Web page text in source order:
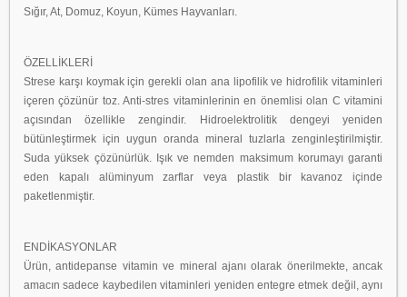
Sığır, At, Domuz, Koyun, Kümes Hayvanları.
ÖZELLİKLERİ
Strese karşı koymak için gerekli olan ana lipofilik ve hidrofilik vitaminleri
içeren çözünür toz. Anti-stres vitaminlerinin en önemlisi olan C vitamini
açısından özellikle zengindir. Hidroelektrolitik dengeyi yeniden
bütünleştirmek için uygun oranda mineral tuzlarla zenginleştirilmiştir.
Suda yüksek çözünürlük. Işık ve nemden maksimum korumayı garanti
eden kapalı alüminyum zarflar veya plastik bir kavanoz içinde
paketlenmiştir.
ENDİKASYONLAR
Ürün, antidepanse vitamin ve mineral ajanı olarak önerilmekte, ancak
amacın sadece kaybedilen vitaminleri yeniden entegre etmek değil, aynı